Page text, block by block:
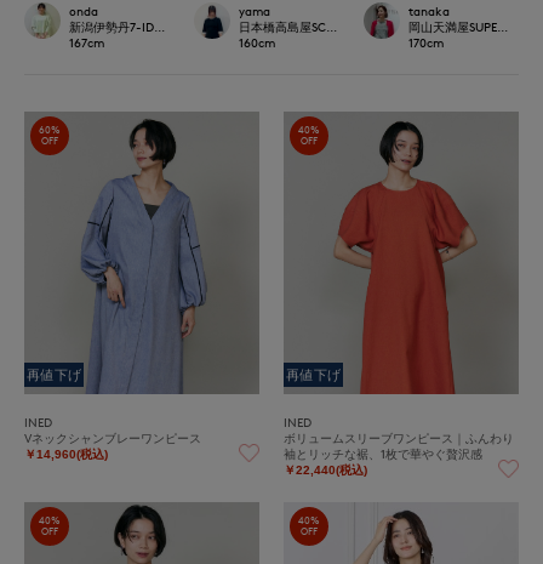
onda
新潟伊勢丹7-IDconcept.
167cm
yama
日本橋高島屋SC SUPERIOR CLOSET
160cm
tanaka
岡山天満屋
170cm
60%
OFF
再値下げ
INED
Vネックシャンブレーワンピース
￥14,960(税込)
40%
OFF
再値下げ
INED
ボリュームスリーブワンピース｜ふんわり
袖とリッチな裾、1枚で華やぐ贅沢感
￥22,440(税込)
40%
OFF
40%
OFF